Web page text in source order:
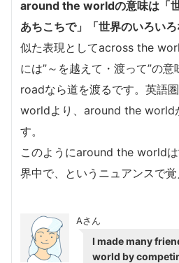
around the worldの意味は「
あちこちで」「世界のいろいろ
似た表現としてacross the
には”～を越えて・渡って”の
roadなら道を渡るです。英語
worldより、around the world
す。
このようにaround the world
界中で、というニュアンスで覚
Aさん
I made many
world by